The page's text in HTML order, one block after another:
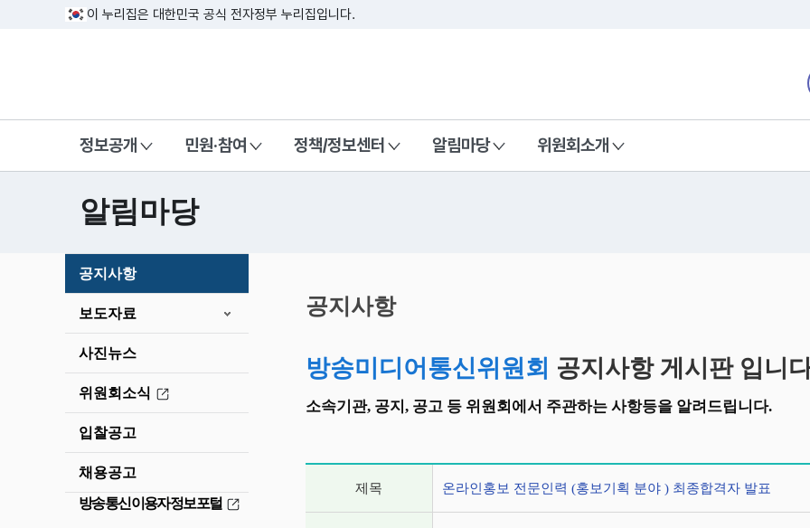
이 누리집은 대한민국 공식 전자정부 누리집입니다.
정보공개 민원·참여 정책/정보센터 알림마당 위원회소개
알림마당
공지사항
보도자료
사진뉴스
위원회소식
입찰공고
채용공고
방송통신이용자정보포털
시
작
공지사항
방송미디어통신위원회 공지사항 게시판 입니
소속기관, 공지, 공고 등 위원회에서 주관하는 사항등을 알려드립니다.
제목 온라인홍보 전문인력 (홍보기획 분야 ) 최종합격자 발표